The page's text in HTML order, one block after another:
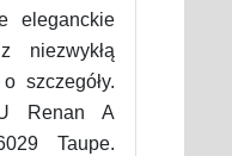
eleganckie
niezwykłą
szczegóły.
Renan A
Taupe.